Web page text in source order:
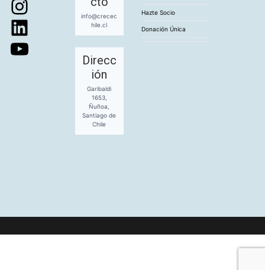
Instagram
LinkedIn
YouTube
info@crecec
hile.cl
Direcc
ión
Garibaldi
1653,
Ñuñoa,
Santiago de
Chile
Hazte Socio
Donación Única